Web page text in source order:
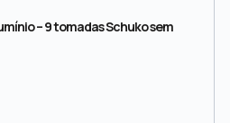
– 9 tomadas Schuko sem